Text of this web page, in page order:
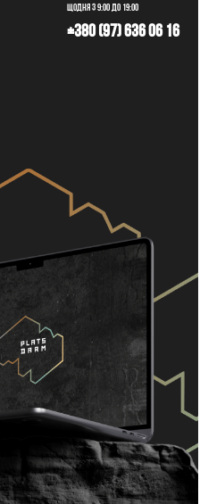
Щодня з 9:00 до 19:00
+380 (97) 636 06 16